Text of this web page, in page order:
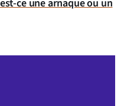
ce une arnaque ou un